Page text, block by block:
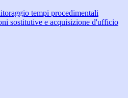
tempi procedimentali
sostitutive e acquisizione d'ufficio